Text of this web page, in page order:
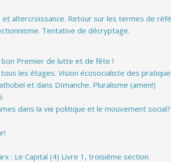
et altercroissance. Retour sur les termes de
Tentative de décryptage.
bon Premier de lutte et de fête !
les étages. Vision écosocialiste des
et dans DImanche. Pluralisme (amen!)
dans la vie politique et le mouvement social?
: Le Capital (4) Livre 1, troisième section